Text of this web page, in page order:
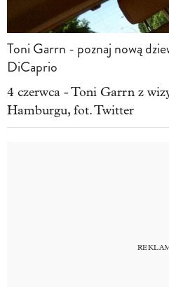
Toni Garrn - poznaj nową
DiCaprio
4 czerwca - Toni Garrn z
Hamburgu, fot. Twitter